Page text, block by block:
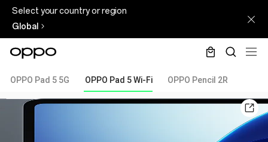
Select your country or region
Global
OPPO Pad 5 5G OPPO Pad 5 Wi-Fi OPPO Pencil 2R